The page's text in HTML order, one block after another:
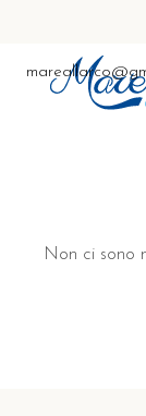
Non ci sono